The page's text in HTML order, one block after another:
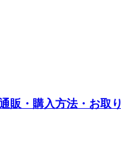
販・購入方法・お取